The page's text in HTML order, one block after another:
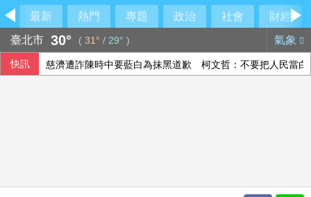
最新 熱門 專題 政治 社會
財經
臺北市 30° ( 31° / 29° ) 氣象
快訊 慈濟遭詐陳時中要藍白為抹黑道歉 柯文哲：不要把人民當白